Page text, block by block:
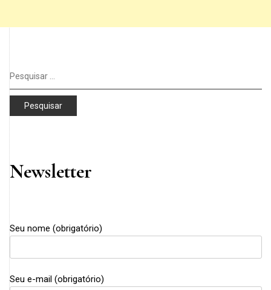
Pesquisar
por:
Newsletter
Seu nome (obrigatório)
Seu e-mail (obrigatório)